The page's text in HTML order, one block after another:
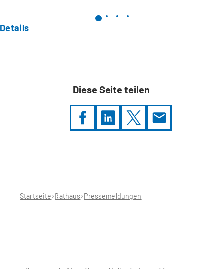
Details
Diese Seite teilen
Startseite Rathaus Pressemeldungen